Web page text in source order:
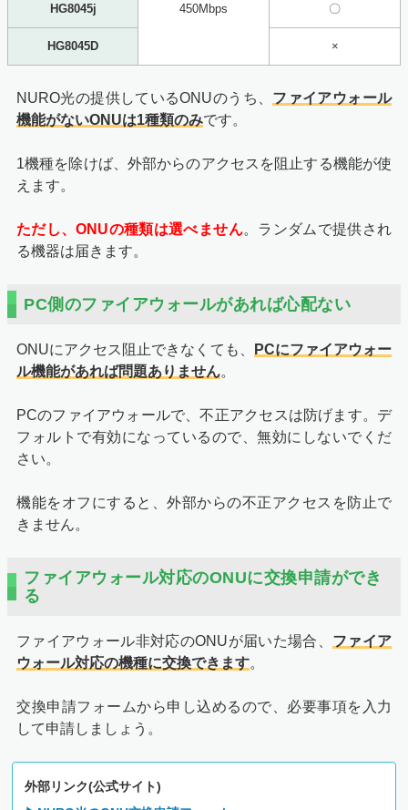
450Mbps
HG8045j 〇
HG8045D ×
NURO光の提供しているONUのうち、 ファイアウォール
機能がないONUは1種類のみです。
1機種を除けば、外部からのアクセスを阻止する機能が使
えます。
ただし、ONUの種類は選べません。ランダムで提供され
る機器は届きます。
PC側のファイアウォールがあれば心配ない
ONUにアクセス阻止できなくても、
PCにファイアウォー
ル機能があれば問題ありません。
PCのファイアウォールで、不正アクセスは防げます。デ
フォルトで有効になっているので、無効にしないでくだ
さい。
機能をオフにすると、外部からの不正アクセスを防止で
きません。
ファイアウォール対応のONUに交換申請ができ
る
ファイアウォール非対応のONUが届いた場合、 ファイア
ウォール対応の機種に交換できます。
交換申請フォームから申し込めるので、必要事項を入力
して申請しましょう。
外部リンク(公式サイト)